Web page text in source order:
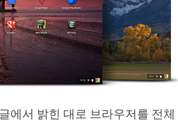
에서 밝힌 대로 브라우저를 전